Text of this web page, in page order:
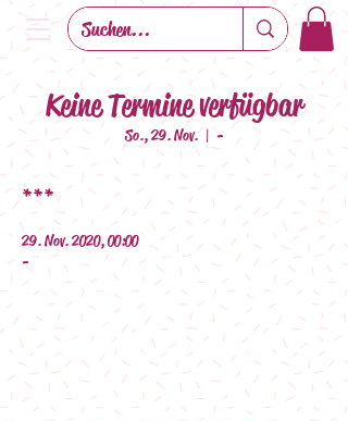
Keine Termine verfügbar
So., 29. Nov.
  |
-
***
29. Nov. 2020, 00:00
-